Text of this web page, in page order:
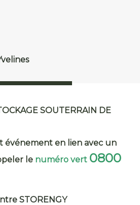
SOUTERRAIN DE
événement en lien avec un
le numéro vert 0800
STORENGY